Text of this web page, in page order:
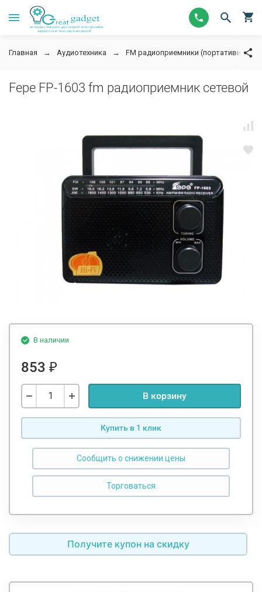
Главная Аудиотехника FM радиоприемники (портативное
Fepe FP-1603 fm радиоприемник сетевой
В наличии
853 ₽
В корзину
Купить в 1 клик
Сообщить о снижении цены
Получите купон на скидку